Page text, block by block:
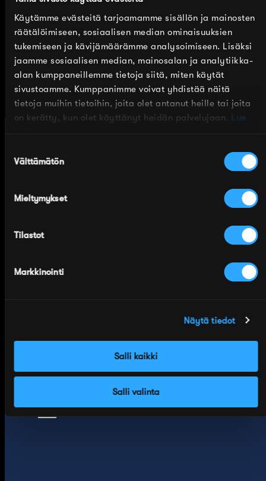
Käytämme evästeitä tarjoamamme sisällön ja mainosten
räätälöimiseen, sosiaalisen median ominaisuuksien
tukemiseen ja kävijämäärämme analysoimiseen. Lisäksi
jaamme sosiaalisen median, mainosalan ja analytiikka-
alan kumppaneillemme tietoja siitä, miten käytät
sivustoamme. Kumppanimme voivat yhdistää näitä
tietoja muihin tietoihin, joita olet antanut heille tai joita
on kerätty, kun olet käyttänyt heidän palvelujaan. Lue
valinta
Välttämätön
Mieltymykset
Tilastot
Markkinointi
Näytä tiedot
Salli kaikki
Salli valinta
could.”
Sukat hehkuvat pehmeyttä ja huolenpitoa – pieni
muistutus siitä, kuinka tärkeää on välittää ja tulla
välitetyksi. Ne sopivat täydellisesti arjen
piristykseksi tai lahjaksi rakkaalle
Valmistettu Suomessa
suunnitellaan ja valmistetaan
Luomupuuvilla
68% Luomupuuvilla, 28%
Polyamidi, 4% Lycra